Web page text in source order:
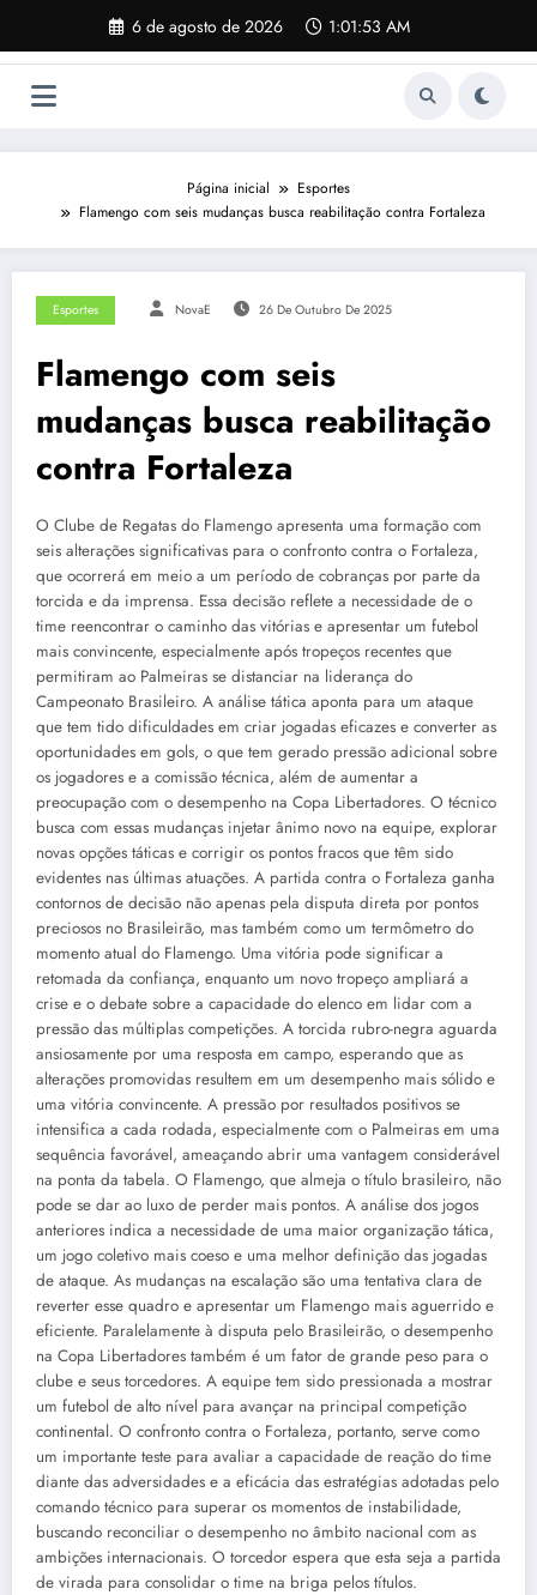
o
6 de agosto de 2026 1:01:53 AM
Página inicial
Esportes
Flamengo com seis mudanças busca reabilitação contra Fortaleza
Esportes NovaE 26 De Outubro De 2025
Flamengo com seis
mudanças busca reabilitação
contra Fortaleza
O Clube de Regatas do Flamengo apresenta uma formação com
seis alterações significativas para o confronto contra o Fortaleza,
que ocorrerá em meio a um período de cobranças por parte da
torcida e da imprensa. Essa decisão reflete a necessidade de o
time reencontrar o caminho das vitórias e apresentar um futebol
mais convincente, especialmente após tropeços recentes que
permitiram ao Palmeiras se distanciar na liderança do
Campeonato Brasileiro. A análise tática aponta para um ataque
que tem tido dificuldades em criar jogadas eficazes e converter as
oportunidades em gols, o que tem gerado pressão adicional sobre
os jogadores e a comissão técnica, além de aumentar a
preocupação com o desempenho na Copa Libertadores. O técnico
busca com essas mudanças injetar ânimo novo na equipe, explorar
novas opções táticas e corrigir os pontos fracos que têm sido
evidentes nas últimas atuações. A partida contra o Fortaleza ganha
contornos de decisão não apenas pela disputa direta por pontos
preciosos no Brasileirão, mas também como um termômetro do
momento atual do Flamengo. Uma vitória pode significar a
retomada da confiança, enquanto um novo tropeço ampliará a
crise e o debate sobre a capacidade do elenco em lidar com a
pressão das múltiplas competições. A torcida rubro-negra aguarda
ansiosamente por uma resposta em campo, esperando que as
alterações promovidas resultem em um desempenho mais sólido e
uma vitória convincente. A pressão por resultados positivos se
intensifica a cada rodada, especialmente com o Palmeiras em uma
sequência favorável, ameaçando abrir uma vantagem considerável
na ponta da tabela. O Flamengo, que almeja o título brasileiro, não
pode se dar ao luxo de perder mais pontos. A análise dos jogos
anteriores indica a necessidade de uma maior organização tática,
um jogo coletivo mais coeso e uma melhor definição das jogadas
de ataque. As mudanças na escalação são uma tentativa clara de
reverter esse quadro e apresentar um Flamengo mais aguerrido e
eficiente. Paralelamente à disputa pelo Brasileirão, o desempenho
na Copa Libertadores também é um fator de grande peso para o
clube e seus torcedores. A equipe tem sido pressionada a mostrar
um futebol de alto nível para avançar na principal competição
continental. O confronto contra o Fortaleza, portanto, serve como
um importante teste para avaliar a capacidade de reação do time
diante das adversidades e a eficácia das estratégias adotadas pelo
comando técnico para superar os momentos de instabilidade,
buscando reconciliar o desempenho no âmbito nacional com as
ambições internacionais. O torcedor espera que esta seja a partida
de virada para consolidar o time na briga pelos títulos.